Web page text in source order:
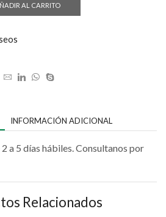
AL CARRITO
INFORMACIÓN ADICIONAL
a 5 días hábiles. Consultanos por
Relacionados